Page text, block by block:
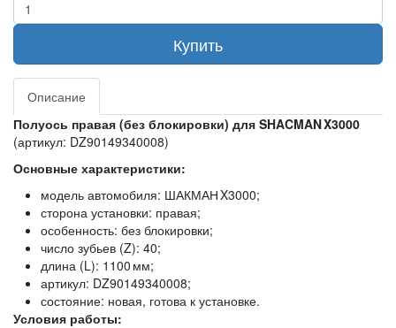
Купить
Описание
Полуось правая (без блокировки) для SHACMAN X3000
(артикул: DZ90149340008)
Основные характеристики:
модель автомобиля: ШАКМАН X3000;
сторона установки: правая;
особенность: без блокировки;
число зубьев (Z): 40;
длина (L): 1100 мм;
артикул: DZ90149340008;
состояние: новая, готова к установке.
Условия работы: